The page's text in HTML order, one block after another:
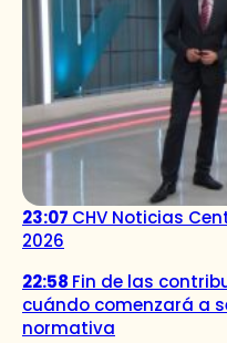
23:07 CHV Noticias
2026
22:58 Fin de las
cuándo comenzará a
normativa